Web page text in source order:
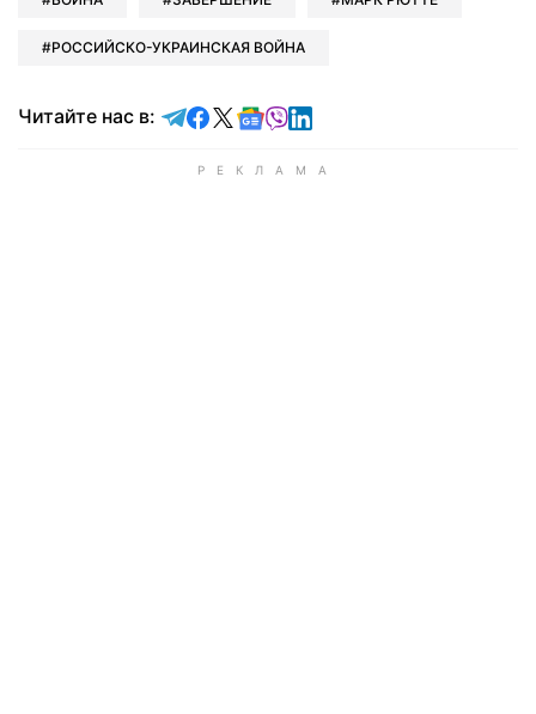
РОССИЙСКО-УКРАИНСКАЯ ВОЙНА
Читайте нас в: Читайте в Telegram
Читайте в Facebook
Читайте в X
Читайте в Google news
Читайте в Viber
Читайте в LinkedIn